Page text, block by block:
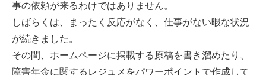
事の依頼が来るわけではありません。
しばらくは、まったく反応がなく、仕事がない暇な状況
が続きました。
その間、ホームページに掲載する原稿を書き溜めたり、
障害年金に関するレジュメをパワーポイントで作成して